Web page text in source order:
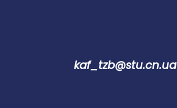
kaf_tzb@stu.cn.ua